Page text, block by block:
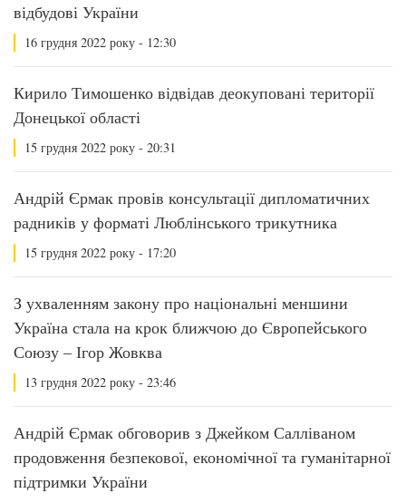
відбудові України
16 грудня 2022 року - 12:30
Кирило Тимошенко відвідав деокуповані території
Донецької області
15 грудня 2022 року - 20:31
Андрій Єрмак провів консультації дипломатичних
радників у форматі Люблінського трикутника
15 грудня 2022 року - 17:20
З ухваленням закону про національні меншини
Україна стала на крок ближчою до Європейського
Союзу – Ігор Жовква
13 грудня 2022 року - 23:46
Андрій Єрмак обговорив з Джейком Салліваном
продовження безпекової, економічної та гуманітарної
підтримки України